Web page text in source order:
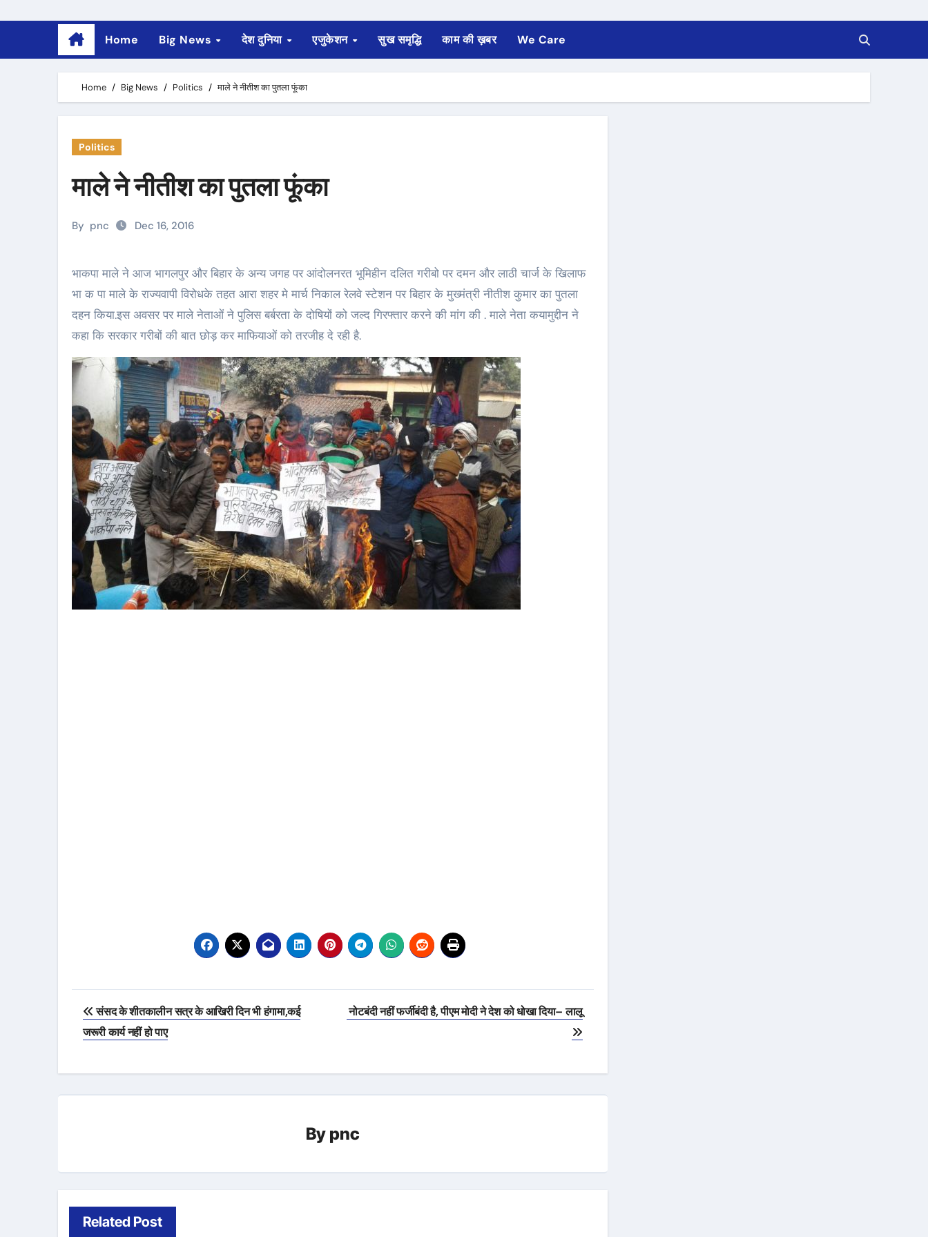
Home Big News देश दुनिया एजुकेशन सुख समृद्धि काम की ख़बर We Care
Home Big News Politics माले ने नीतीश का पुतला फूंका
Politics
माले ने नीतीश का पुतला फूंका
By pnc Dec 16, 2016
भाकपा माले ने आज भागलपुर और बिहार के अन्य जगह पर आंदोलनरत भूमिहीन दलित गरीबो पर दमन और लाठी चार्ज के खिलाफ
भा क पा माले के राज्यवापी विरोधके तहत आरा शहर मे मार्च निकाल रेलवे स्टेशन पर बिहार के मुख्मंत्री नीतीश कुमार का पुतला
दहन किया.इस अवसर पर माले नेताओं ने पुलिस बर्बरता के दोषियों को जल्द गिरफ्तार करने की मांग की . माले नेता कयामुद्दीन ने
कहा कि सरकार गरीबों की बात छोड़ कर माफियाओं को तरजीह दे रही है.
Post
navigation
संसद के शीतकालीन सत्र के आखिरी दिन भी हंगामा,कई
जरूरी कार्य नहीं हो पाए
नोटबंदी नहीं फर्जीबंदी है, पीएम मोदी ने देश को धोखा दिया– लालू
By pnc
Related Post